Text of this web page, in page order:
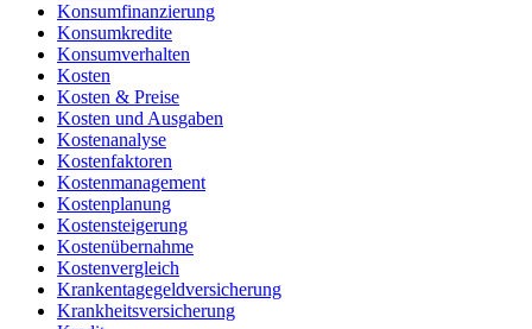
Konsumfinanzierung
Konsumkredite
Konsumverhalten
Kosten
Kosten & Preise
Kosten und Ausgaben
Kostenanalyse
Kostenfaktoren
Kostenmanagement
Kostenplanung
Kostensteigerung
Kostenübernahme
Kostenvergleich
Krankentagegeldversicherung
Krankheitsversicherung